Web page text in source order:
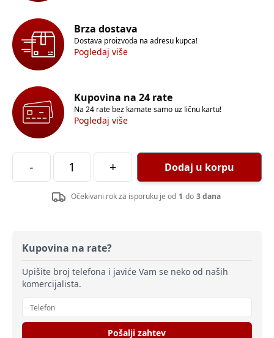
Brza dostava
Dostava proizvoda na adresu kupca!
Pogledaj više
Kupovina na 24 rate
Na 24 rate bez kamate samo uz ličnu kartu!
Pogledaj više
- + Dodaj u korpu
Očekivani rok za isporuku je od 1 do 3 dana
Kupovina na rate?
Upišite broj telefona i javiće Vam se neko od naših
komercijalista.
Pošalji zahtev